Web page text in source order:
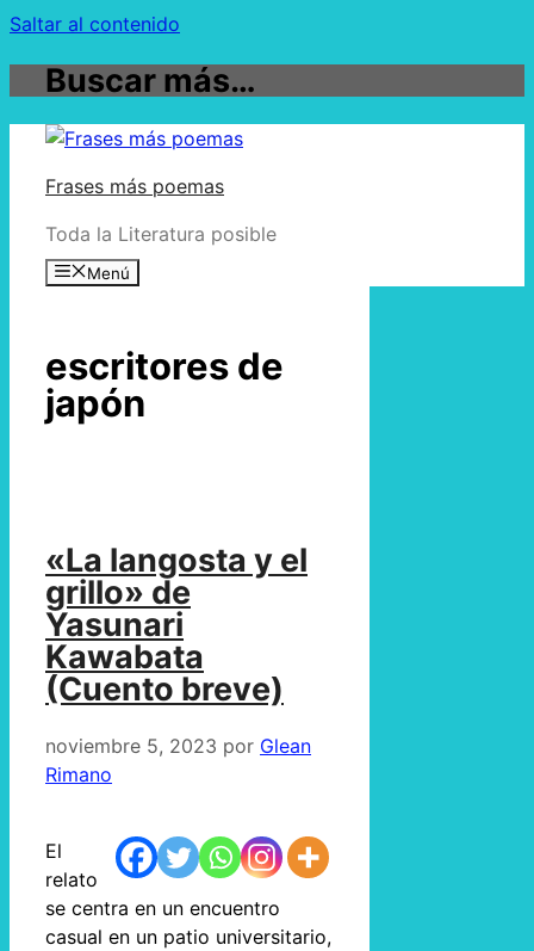
Saltar al contenido
Buscar más…
Frases más poemas
Toda la Literatura posible
Menú
escritores de
japón
«La langosta y el
grillo» de
Yasunari
Kawabata
(Cuento breve)
noviembre 5, 2023 por Glean
Rimano
El
relato
se centra en un encuentro
casual en un patio universitario,